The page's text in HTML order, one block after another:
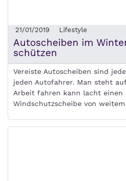
21/01/2019 Lifestyle
Autoscheiben im
schützen
Vereiste Autoscheiben sind
jeden Autofahrer. Man steht
Arbeit fahren kann lacht einen
Windschutzscheibe von